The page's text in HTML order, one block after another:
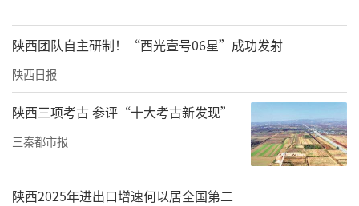
陕西团队自主研制！“西光壹号06星”成功发射
陕西日报
陕西三项考古 参评“十大考古新发现”
三秦都市报
陕西2025年进出口增速何以居全国第二